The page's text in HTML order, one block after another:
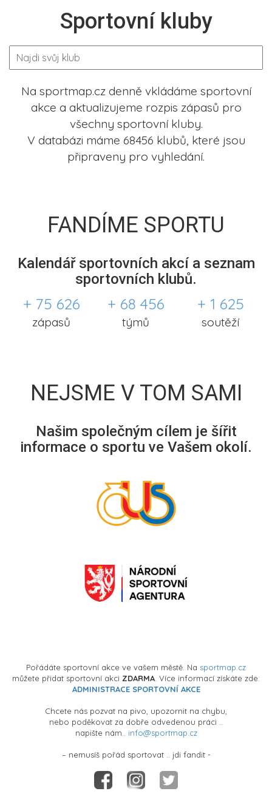
Sportovní kluby
Na sportmap.cz denně vkládáme sportovní
akce a aktualizujeme rozpis zápasů pro
všechny sportovní kluby.
V databázi máme 68456 klubů, které jsou
připraveny pro vyhledání.
FANDÍME SPORTU
Kalendář sportovních akcí a seznam
sportovních klubů.
+ 75 626
zápasů
+ 68 456
týmů
+ 1 625
soutěží
NEJSME V TOM SAMI
Našim společným cílem je šířit
informace o sportu ve Vašem okolí.
Pořádáte sportovní akce ve vašem městě. Na sportmap.cz
můžete přidat sportovní akci ZDARMA . Více informací získáte zde:
ADMINISTRACE SPORTOVNÍ AKCE
Chcete nás pozvat na pivo, upozornit na chybu,
nebo poděkovat za dobře odvedenou práci ..
napište nám.. info@sportmap.cz
– nemusíš pořád sportovat .. jdi fandit -